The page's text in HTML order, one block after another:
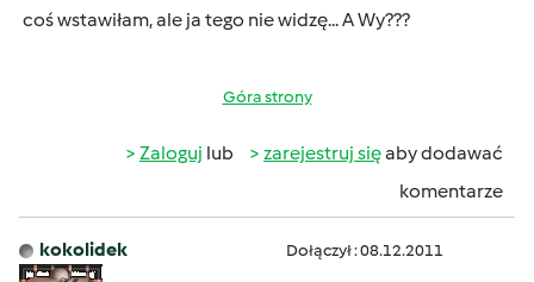
coś wstawiłam, ale ja tego nie widzę... A Wy???
Góra strony
Zaloguj lub zarejestruj sięaby dodawać
komentarze
kokolidek Dołączył : 08.12.2011